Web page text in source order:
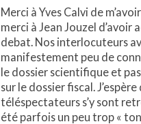
Merci à Yves Calvi de
merci à Jean Jouzel d’avoir
debat. Nos interlocuteurs
manifestement peu de
le dossier scientifique et
sur le dossier fiscal. J’espère
téléspectateurs s’y sont
été parfois un peu trop «